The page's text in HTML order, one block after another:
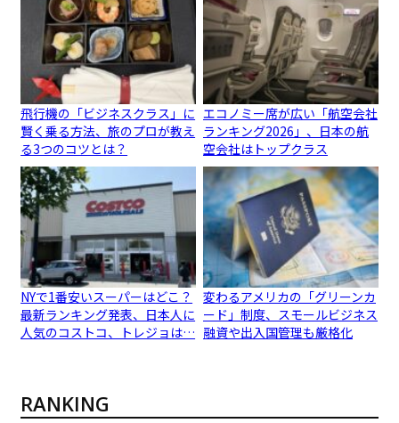
飛行機の「ビジネスクラス」に
賢く乗る方法、旅のプロが教え
る3つのコツとは？
エコノミー席が広い「航空会社
ランキング2026」、日本の航
空会社はトップクラス
NYで1番安いスーパーはどこ？
最新ランキング発表、日本人に
人気のコストコ、トレジョは…
変わるアメリカの「グリーンカ
ード」制度、スモールビジネス
融資や出入国管理も厳格化
RANKING